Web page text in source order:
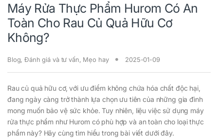
Máy Rửa Thực Phẩm Hurom Có An
Toàn Cho Rau Củ Quả Hữu Cơ
Không?
Blog,Đánh giá và tư vấn, Mẹo hay 2025-01-09
Rau củ quả hữu cơ, với ưu điểm không chứa hóa chất độc hại,
đang ngày càng trở thành lựa chọn ưu tiên của những gia đình
mong muốn bảo vệ sức khỏe. Tuy nhiên, liệu việc sử dụng máy
rửa thực phẩm như Hurom có phù hợp và an toàn cho loại thực
phẩm này? Hãy cùng tìm hiểu trong bài viết dưới đây.